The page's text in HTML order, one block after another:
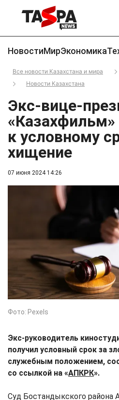
НовостиМирЭкономика
Все новости Казахстана и мира
Новости Казахстана
07 июня 2024 14:26
Экс-вице-
«Казахфильм»
к условному
хищение
Фото: Pexels
Экс-руководитель
получил условный срок за
служебным положением,
со ссылкой на «АПКРК».
Суд Бостандыкского района